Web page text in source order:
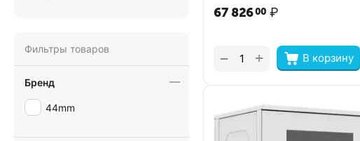
67 82600 ₽
В корзину
+
−
Фильтры товаров
Бренд
44mm